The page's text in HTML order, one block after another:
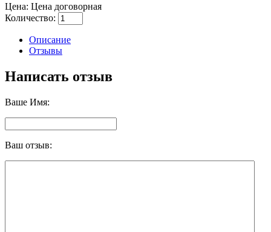
Цена: Цена договорная
Количество:
Описание
Отзывы
Написать отзыв
Ваше Имя:
Ваш отзыв: